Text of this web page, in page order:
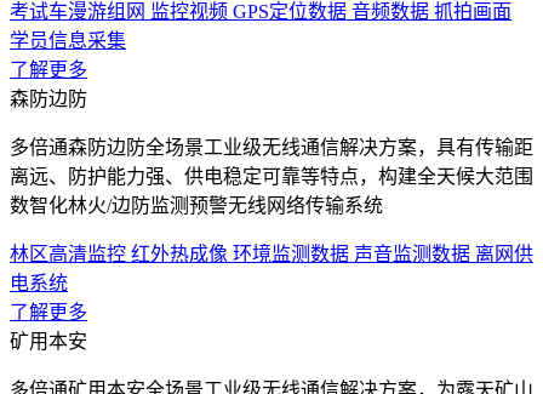
考试车漫游组网 监控视频 GPS定位数据 音频数据 抓拍画面
学员信息采集
了解更多
森防边防
多倍通森防边防全场景工业级无线通信解决方案，具有传输距
离远、防护能力强、供电稳定可靠等特点，构建全天候大范围
数智化林火/边防监测预警无线网络传输系统
林区高清监控 红外热成像 环境监测数据 声音监测数据 离网供
电系统
了解更多
矿用本安